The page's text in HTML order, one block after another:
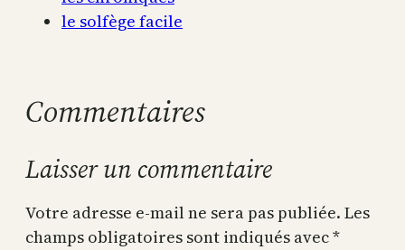
le solfège facile
Commentaires
Laisser un commentaire
Votre adresse e-mail ne sera pas publiée. Les
champs obligatoires sont indiqués avec*